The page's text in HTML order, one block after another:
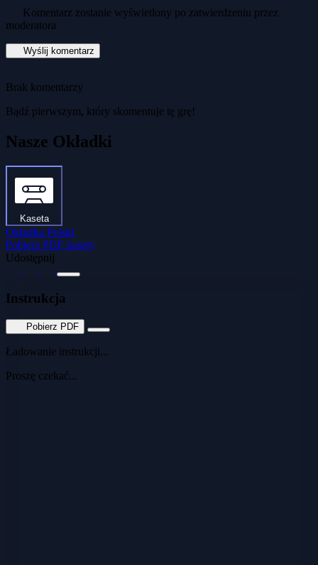
Komentarz zostanie wyświetlony po zatwierdzeniu przez
moderatora
Wyślij komentarz
Brak komentarzy
Bądź pierwszym, który skomentuje tę grę!
Nasze Okładki
Kaseta
Okładka Polski
Pobierz PDF kasety
Udostępnij
Instrukcja
Pobierz PDF
Ładowanie instrukcji...
Proszę czekać...